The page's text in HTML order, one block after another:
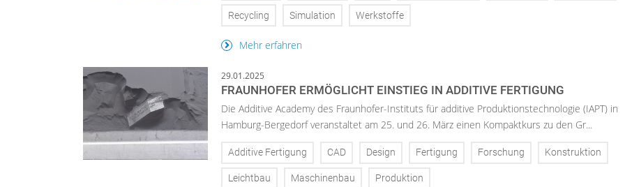
Recycling Simulation Werkstoffe
Mehr erfahren
29.01.2025
FRAUNHOFER ERMÖGLICHT EINSTIEG IN ADDITIVE FERTIGUNG
Die Additive Academy des Fraunhofer-Instituts für additive Produktionstechnologie (IAPT) in
Hamburg-Bergedorf veranstaltet am 25. und 26. März einen Kompaktkurs zu den Gr...
Additive Fertigung CAD Design Fertigung Forschung Konstruktion
Leichtbau Maschinenbau Produktion